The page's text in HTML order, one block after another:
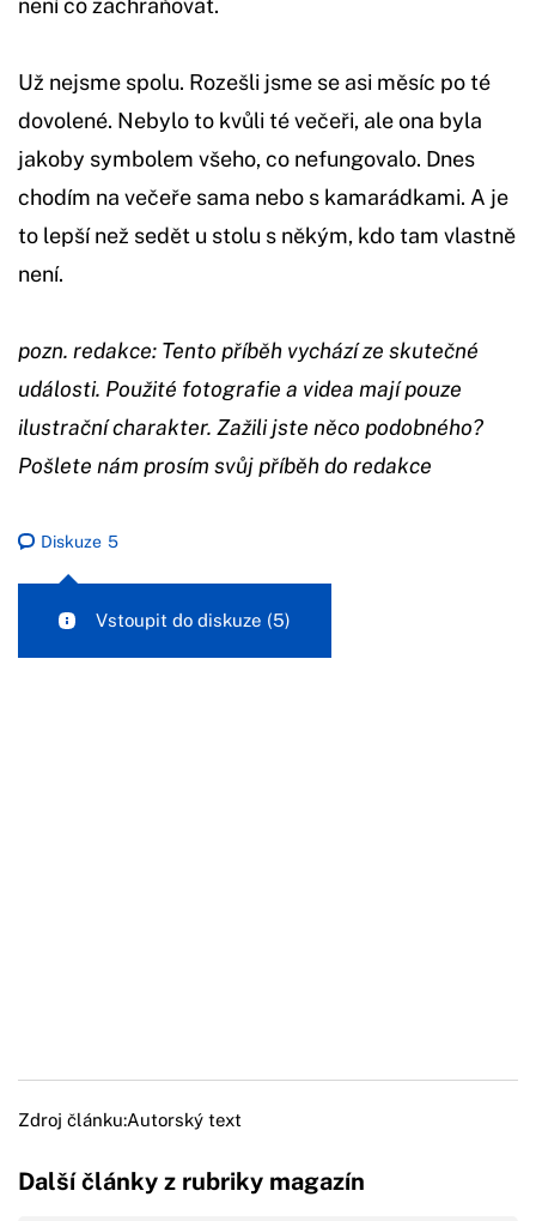
není co zachraňovat.
Už nejsme spolu. Rozešli jsme se asi měsíc po té
dovolené. Nebylo to kvůli té večeři, ale ona byla
jakoby symbolem všeho, co nefungovalo. Dnes
chodím na večeře sama nebo s kamarádkami. A je
to lepší než sedět u stolu s někým, kdo tam vlastně
není.
pozn. redakce: Tento příběh vychází ze skutečné
události. Použité fotografie a videa mají pouze
ilustrační charakter. Zažili jste něco podobného?
Pošlete nám prosím svůj příběh do redakce
Diskuze 5
Vstoupit do diskuze (5)
Zdroj článku:Autorský text
Další články z rubriky magazín